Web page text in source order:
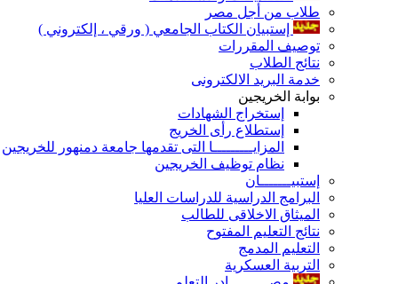
طلاب من أجل مصر
إستبيان الكتاب الجامعي ( ورقي ، إلكتروني )
توصيف المقررات
نتائج الطلاب
خدمة البريد الالكترونى
بوابة الخريجين
إستخراج الشهادات
إستطلاع رأى الخريج
المزايـــــــــا التى تقدمها جامعة دمنهور للخريجين
نظام توظيف الخريجين
إستبيـــــــان
البرامج الدراسية للدراسات العليا
الميثاق الاخلاقى للطالب
نتائج التعليم المفتوح
التعليم المدمج
التربية العسكرية